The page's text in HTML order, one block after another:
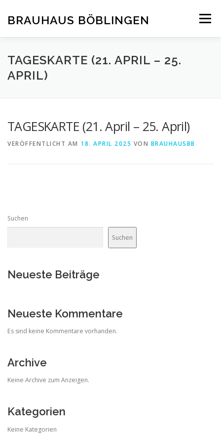
springen
BRAUHAUS BÖBLINGEN Menü
TAGESKARTE (21. APRIL – 25.
APRIL)
TAGESKARTE (21. April – 25. April)
VERÖFFENTLICHT AM 18. APRIL 2025 VON BRAUHAUSBB
Suchen
Suchen
Neueste Beiträge
Neueste Kommentare
Es sind keine Kommentare vorhanden.
Archive
Keine Archive zum Anzeigen.
Kategorien
Keine Kategorien